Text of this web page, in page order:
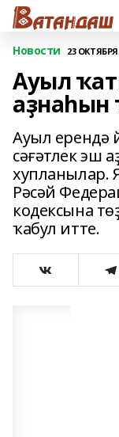
Новости 23 ОКТЯБРЯ
Ауыл
аҙнаһын
Ауыл ерендә
сәғәтлек эш
хупланылар.
Рәсәй
кодексына
ҡабул итте.